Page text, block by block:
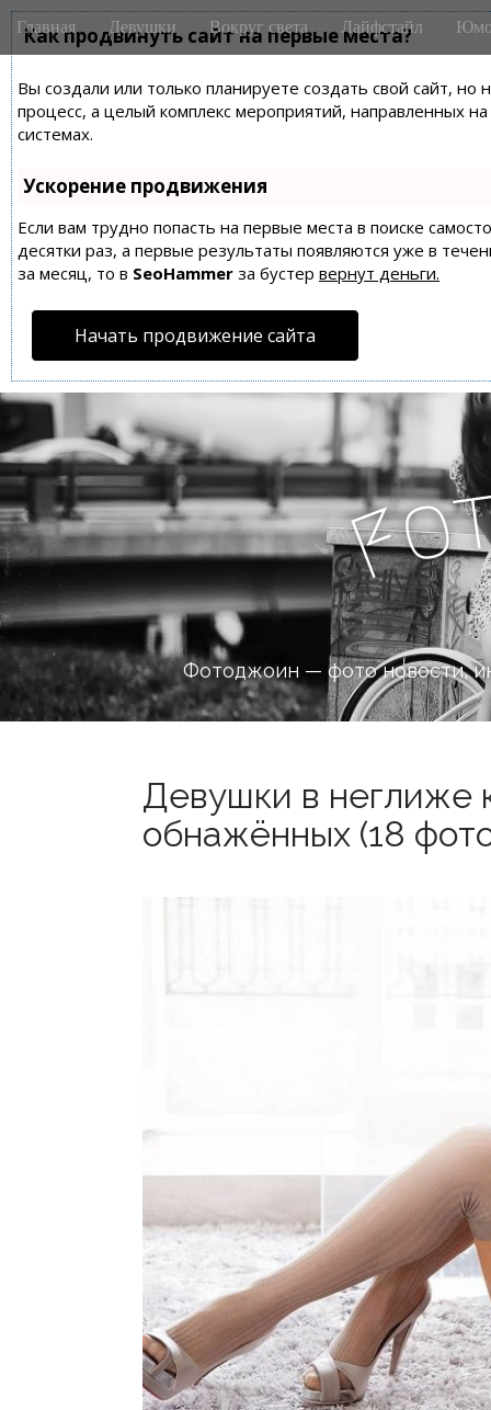
Как продвинуть сайт на первые места?
Вы создали или только планируете создать свой сайт,
процесс, а целый комплекс мероприятий, направленных
системах.
Ускорение продвижения
Если вам трудно попасть на первые места в поиске
десятки раз, а первые результаты появляются уже в
за месяц, то в SeoHammer за бустер вернут деньги.
Начать продвижение сайта
M
a
n
m
e
n
u
i
Главная Девушки Вокруг света Лайфстайл
Fo
Фотоджоин — фото новости,
Девушки в неглиже
обнажённых (18